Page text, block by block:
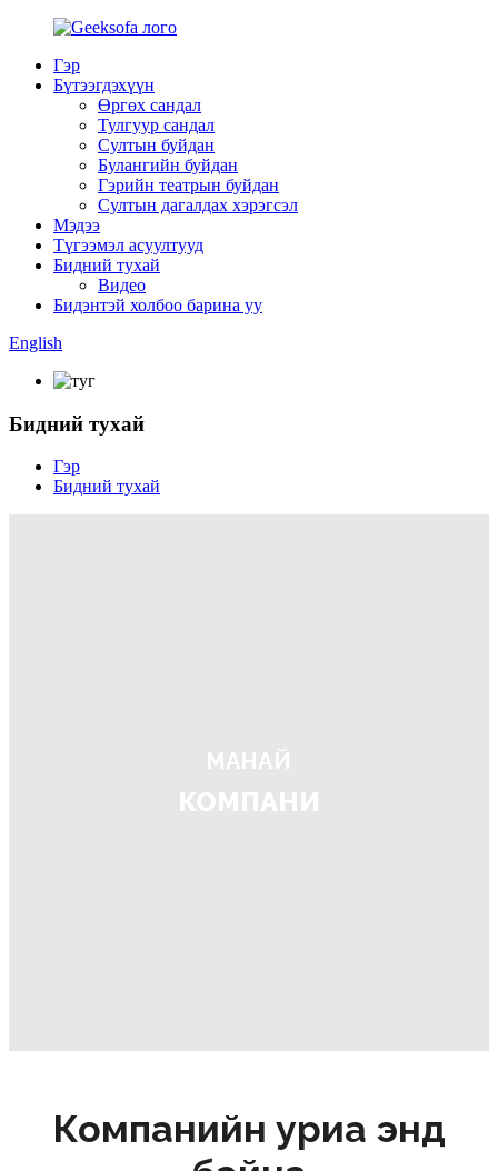
Гэр
Бүтээгдэхүүн
Өргөх сандал
Тулгуур сандал
Султын буйдан
Булангийн буйдан
Гэрийн театрын буйдан
Султын дагалдах хэрэгсэл
Мэдээ
Түгээмэл асуултууд
Бидний тухай
Видео
Бидэнтэй холбоо барина уу
English
Бидний тухай
Гэр
Бидний тухай
МАНАЙ
КОМПАНИ
Компанийн уриа энд